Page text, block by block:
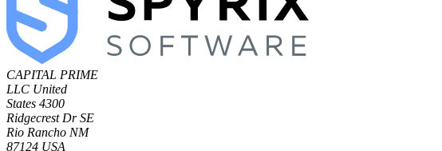
CAPITAL PRIME
LLC United
States 4300
Ridgecrest Dr SE
Rio Rancho NM
87124 USA